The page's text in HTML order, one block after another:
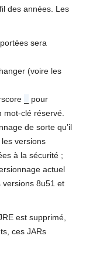
des années. Les
sera
(voire les
pour
mot-clé réservé.
de sorte qu’il
versions
à la sécurité ;
actuel
versions 8u51 et
est supprimé,
ces JARs